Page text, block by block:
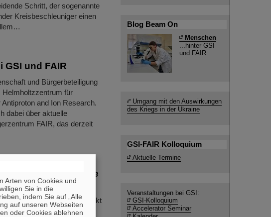
Schritt, der sogenannte
Kreisbeschleuniger einen
und FAIR
und Bürgerbeteiligung
für
and Ion Research.
dabei über aktuelle
FAIR, das derzeit
nach der Grenze
chemische Elemente entdeckt
der Chemie
Blog Beam On
Menschen
...hinter GSI
und FAIR.
Umgang mit den Auswirkungen
des Kriegs in der Ukraine
GSI-FAIR Kolloquium
Aktuelle Termine
Veranstaltungen bei GSI:
GSI-Kolloquium
Accelerator Seminar
Arten von Cookies und
willigen Sie in die
indem Sie auf „Alle
auf unseren Webseiten
oder Cookies ablehnen